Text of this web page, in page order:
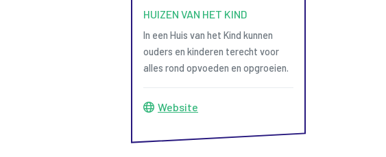
HUIZEN VAN HET KIND
In een Huis van het Kind kunnen
ouders en kinderen terecht voor
alles rond opvoeden en opgroeien.
Website